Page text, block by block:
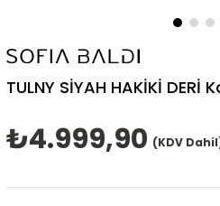
TULNY SİYAH HAKİKİ DERİ
₺4.999,90 (KDV